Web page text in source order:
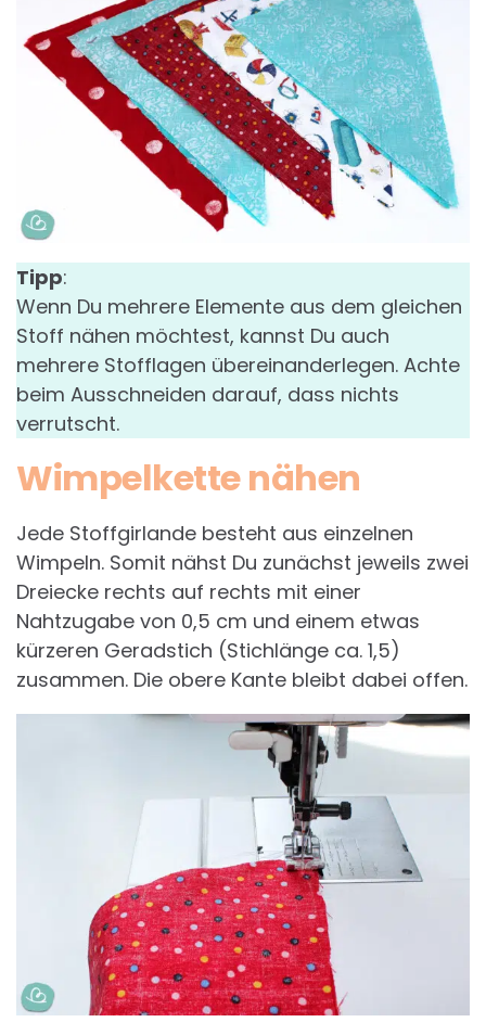
Tipp:
Wenn Du mehrere Elemente aus dem gleichen
Stoff nähen möchtest, kannst Du auch
mehrere Stofflagen übereinanderlegen. Achte
beim Ausschneiden darauf, dass nichts
verrutscht.
Wimpelkette nähen
Jede Stoffgirlande besteht aus einzelnen
Wimpeln. Somit nähst Du zunächst jeweils zwei
Dreiecke rechts auf rechts mit einer
Nahtzugabe von 0,5 cm und einem etwas
kürzeren Geradstich (Stichlänge ca. 1,5)
zusammen. Die obere Kante bleibt dabei offen.